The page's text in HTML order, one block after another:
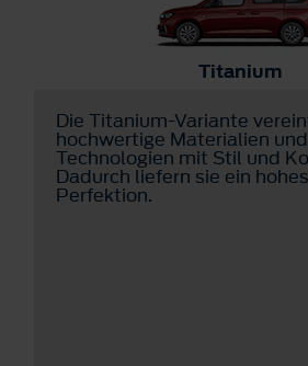
Titanium
Die Titanium-Variante
hochwertige Materialien und
Technologien mit Stil und
Dadurch liefern sie ein
Perfektion.